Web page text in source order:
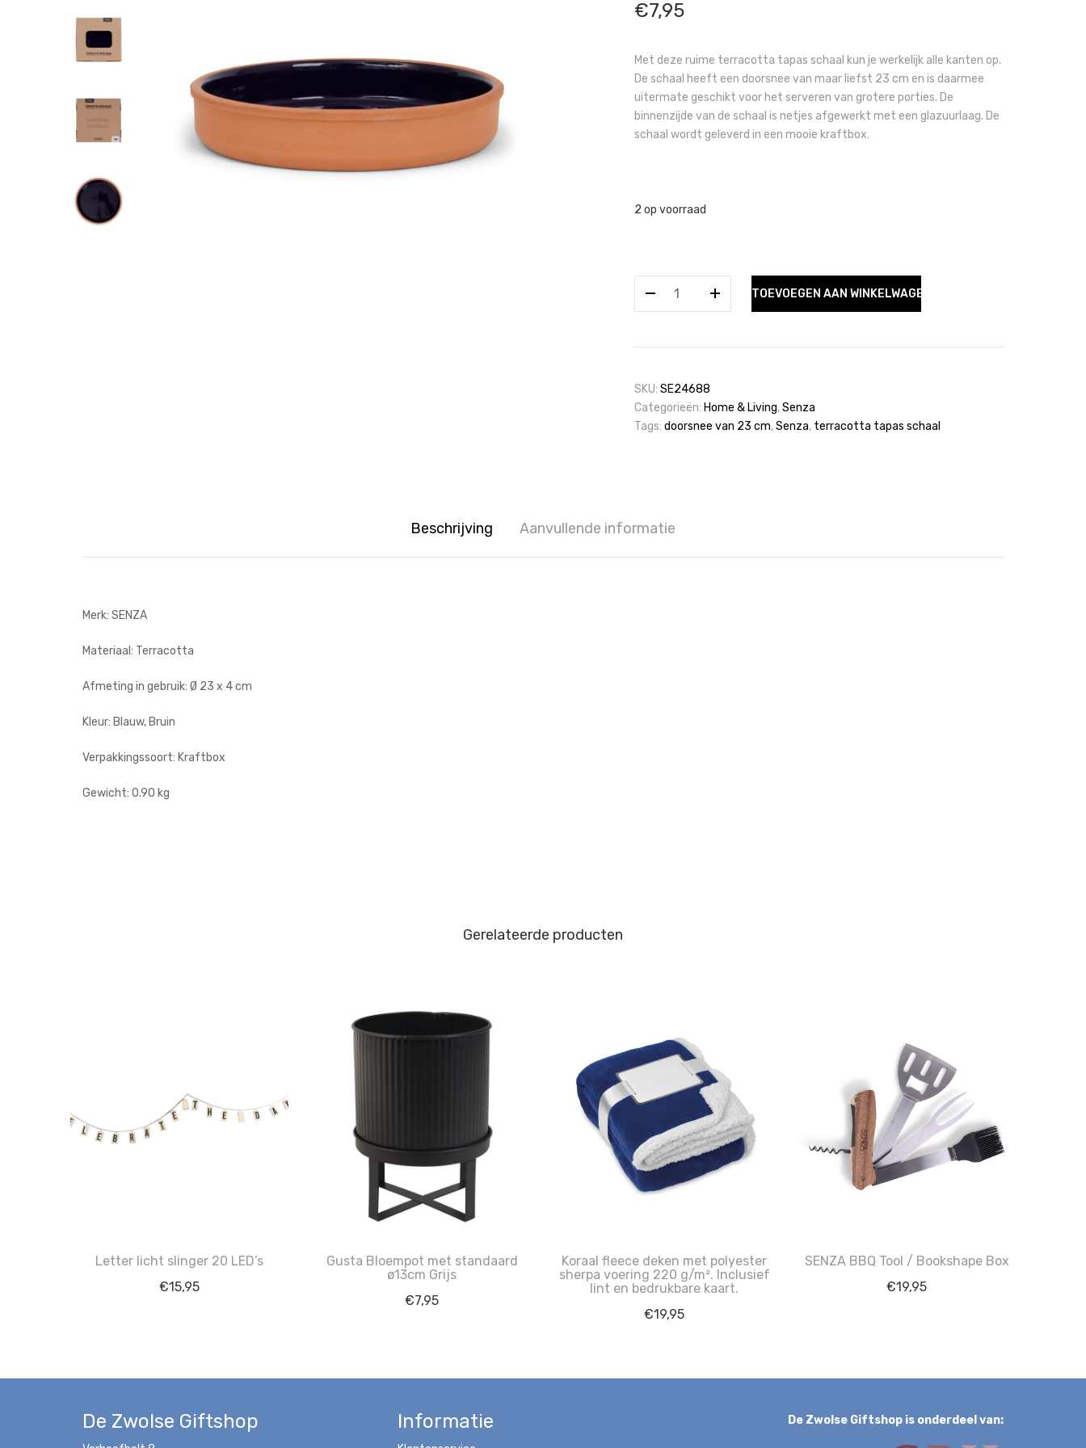
€7,95
Met deze ruime terracotta tapas schaal kun je werkelijk alle kanten op.
De schaal heeft een doorsnee van maar liefst 23 cm en is daarmee
uitermate geschikt voor het serveren van grotere porties. De
binnenzijde van de schaal is netjes afgewerkt met een glazuurlaag. De
schaal wordt geleverd in een mooie kraftbox.
2 op voorraad
TERRACOTTA
TOEVOEGEN AAN WINKELWAGEN
SKU: SE24688
Categorieën: Home & Living,Senza
Tags: doorsnee van 23 cm,Senza, terracotta tapas schaal
Beschrijving Aanvullende informatie
Merk: SENZA
Materiaal: Terracotta
Afmeting in gebruik: Ø 23 x 4 cm
Kleur: Blauw, Bruin
Verpakkingssoort: Kraftbox
Gewicht: 0.90 kg
Gerelateerde producten
Letter licht slinger 20 LED’s
€15,95
Gusta Bloempot met standaard
ø13cm Grijs
€7,95
Koraal fleece deken met polyester
sherpa voering 220 g/m². Inclusief
lint en bedrukbare kaart.
€19,95
SENZA BBQ Tool / Bookshape Box
€19,95
De Zwolse Giftshop Informatie De Zwolse Giftshop is onderdeel van: